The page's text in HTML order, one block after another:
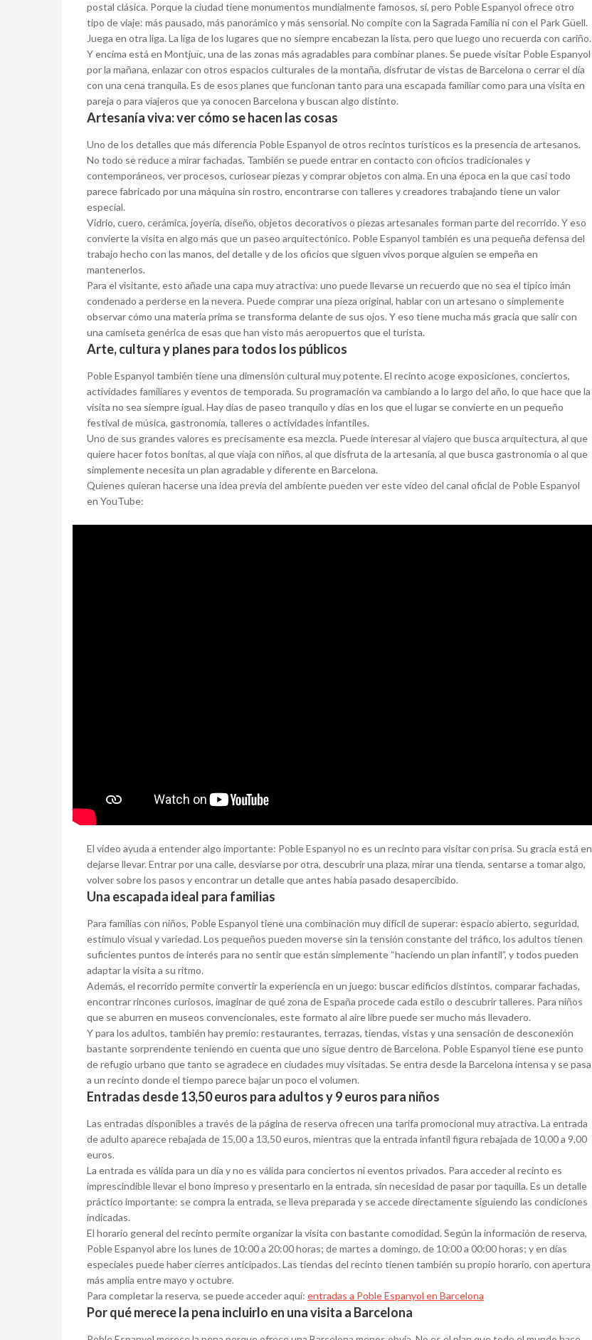
postal clásica. Porque la ciudad tiene monumentos mundialmente famosos, sí, pero Poble Espanyol ofrece otro
tipo de viaje: más pausado, más panorámico y más sensorial. No compite con la Sagrada Familia ni con el Park Güell.
Juega en otra liga. La liga de los lugares que no siempre encabezan la lista, pero que luego uno recuerda con cariño.
Y encima está en Montjuïc, una de las zonas más agradables para combinar planes. Se puede visitar Poble Espanyol
por la mañana, enlazar con otros espacios culturales de la montaña, disfrutar de vistas de Barcelona o cerrar el día
con una cena tranquila. Es de esos planes que funcionan tanto para una escapada familiar como para una visita en
pareja o para viajeros que ya conocen Barcelona y buscan algo distinto.
Artesanía viva: ver cómo se hacen las cosas
Uno de los detalles que más diferencia Poble Espanyol de otros recintos turísticos es la presencia de artesanos.
No todo se reduce a mirar fachadas. También se puede entrar en contacto con oficios tradicionales y
contemporáneos, ver procesos, curiosear piezas y comprar objetos con alma. En una época en la que casi todo
parece fabricado por una máquina sin rostro, encontrarse con talleres y creadores trabajando tiene un valor
especial.
Vidrio, cuero, cerámica, joyería, diseño, objetos decorativos o piezas artesanales forman parte del recorrido. Y eso
convierte la visita en algo más que un paseo arquitectónico. Poble Espanyol también es una pequeña defensa del
trabajo hecho con las manos, del detalle y de los oficios que siguen vivos porque alguien se empeña en
mantenerlos.
Para el visitante, esto añade una capa muy atractiva: uno puede llevarse un recuerdo que no sea el típico imán
condenado a perderse en la nevera. Puede comprar una pieza original, hablar con un artesano o simplemente
observar cómo una materia prima se transforma delante de sus ojos. Y eso tiene mucha más gracia que salir con
una camiseta genérica de esas que han visto más aeropuertos que el turista.
Arte, cultura y planes para todos los públicos
Poble Espanyol también tiene una dimensión cultural muy potente. El recinto acoge exposiciones, conciertos,
actividades familiares y eventos de temporada. Su programación va cambiando a lo largo del año, lo que hace que la
visita no sea siempre igual. Hay días de paseo tranquilo y días en los que el lugar se convierte en un pequeño
festival de música, gastronomía, talleres o actividades infantiles.
Uno de sus grandes valores es precisamente esa mezcla. Puede interesar al viajero que busca arquitectura, al que
quiere hacer fotos bonitas, al que viaja con niños, al que disfruta de la artesanía, al que busca gastronomía o al que
simplemente necesita un plan agradable y diferente en Barcelona.
Quienes quieran hacerse una idea previa del ambiente pueden ver este vídeo del canal oficial de Poble Espanyol
en YouTube:
El vídeo ayuda a entender algo importante: Poble Espanyol no es un recinto para visitar con prisa. Su gracia está en
dejarse llevar. Entrar por una calle, desviarse por otra, descubrir una plaza, mirar una tienda, sentarse a tomar algo,
volver sobre los pasos y encontrar un detalle que antes había pasado desapercibido.
Una escapada ideal para familias
Para familias con niños, Poble Espanyol tiene una combinación muy difícil de superar: espacio abierto, seguridad,
estímulo visual y variedad. Los pequeños pueden moverse sin la tensión constante del tráfico, los adultos tienen
suficientes puntos de interés para no sentir que están simplemente “haciendo un plan infantil”, y todos pueden
adaptar la visita a su ritmo.
Además, el recorrido permite convertir la experiencia en un juego: buscar edificios distintos, comparar fachadas,
encontrar rincones curiosos, imaginar de qué zona de España procede cada estilo o descubrir talleres. Para niños
que se aburren en museos convencionales, este formato al aire libre puede ser mucho más llevadero.
Y para los adultos, también hay premio: restaurantes, terrazas, tiendas, vistas y una sensación de desconexión
bastante sorprendente teniendo en cuenta que uno sigue dentro de Barcelona. Poble Espanyol tiene ese punto
de refugio urbano que tanto se agradece en ciudades muy visitadas. Se entra desde la Barcelona intensa y se pasa
a un recinto donde el tiempo parece bajar un poco el volumen.
Entradas desde 13,50 euros para adultos y 9 euros para niños
Las entradas disponibles a través de la página de reserva ofrecen una tarifa promocional muy atractiva. La entrada
de adulto aparece rebajada de 15,00 a 13,50 euros, mientras que la entrada infantil figura rebajada de 10,00 a 9,00
euros.
La entrada es válida para un día y no es válida para conciertos ni eventos privados. Para acceder al recinto es
imprescindible llevar el bono impreso y presentarlo en la entrada, sin necesidad de pasar por taquilla. Es un detalle
práctico importante: se compra la entrada, se lleva preparada y se accede directamente siguiendo las condiciones
indicadas.
El horario general del recinto permite organizar la visita con bastante comodidad. Según la información de reserva,
Poble Espanyol abre los lunes de 10:00 a 20:00 horas; de martes a domingo, de 10:00 a 00:00 horas; y en días
especiales puede haber cierres anticipados. Las tiendas del recinto tienen también su propio horario, con apertura
más amplia entre mayo y octubre.
Para completar la reserva, se puede acceder aquí: entradas a Poble Espanyol en Barcelona
Por qué merece la pena incluirlo en una visita a Barcelona